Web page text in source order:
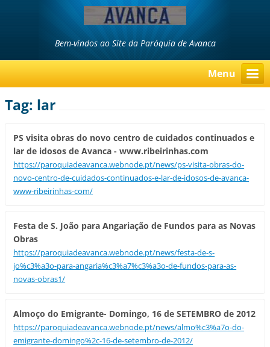
Bem-vindos ao Site da Paróquia de Avanca
Menu
Tag: lar
PS visita obras do novo centro de cuidados continuados e
lar de idosos de Avanca - www.ribeirinhas.com
https://paroquiadeavanca.webnode.pt/news/ps-visita-obras-do-
novo-centro-de-cuidados-continuados-e-lar-de-idosos-de-avanca-
www-ribeirinhas-com/
Festa de S. João para Angariação de Fundos para as Novas
Obras
https://paroquiadeavanca.webnode.pt/news/festa-de-s-
jo%c3%a3o-para-angaria%c3%a7%c3%a3o-de-fundos-para-as-
novas-obras1/
Almoço do Emigrante- Domingo, 16 de SETEMBRO de 2012
https://paroquiadeavanca.webnode.pt/news/almo%c3%a7o-do-
emigrante-domingo%2c-16-de-setembro-de-2012/